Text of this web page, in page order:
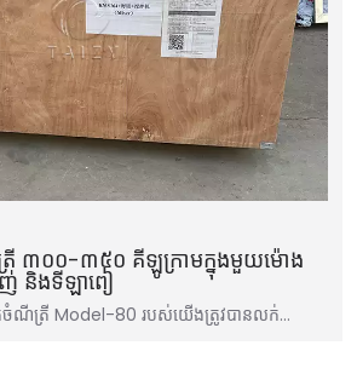
៣០០-៣៥០ គីឡូក្រាមក្នុងមួយម៉ោង
ញ់ និងទីឡាពៀ
ណីត្រី Model-80 របស់យើងត្រូវបានលក់…